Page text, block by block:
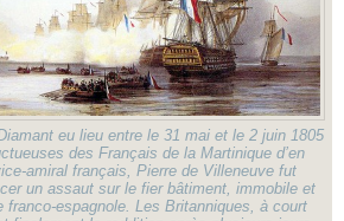
eu lieu entre le 31 mai et le 2 juin 1805
des Français de la Martinique d’en
amiral français, Pierre de Villeneuve fut
un assaut sur le fier bâtiment, immobile et
franco-espagnole. Les Britanniques, à court